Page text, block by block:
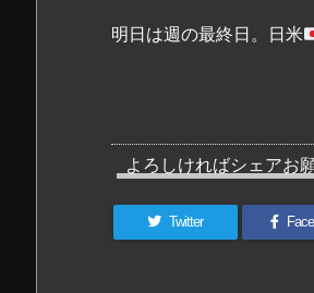
明日は週の最終日。日米
よろしければシェアお
Twitter